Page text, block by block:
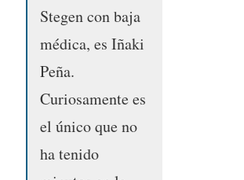
Stegen con baja
médica, es Iñaki
Peña.
Curiosamente es
el único que no
ha tenido